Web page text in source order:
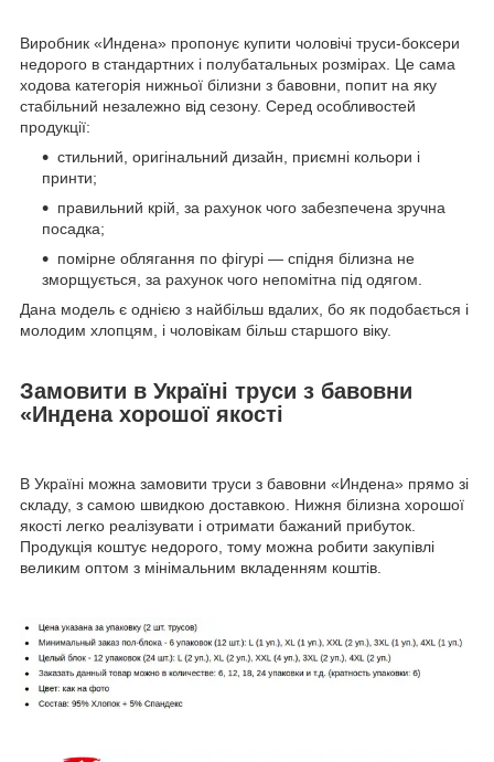
Виробник «Индена» пропонує купити чоловічі труси-боксери
недорого в стандартних і полубатальных розмірах. Це сама
ходова категорія нижньої білизни з бавовни, попит на яку
стабільний незалежно від сезону. Серед особливостей
продукції:
стильний, оригінальний дизайн, приємні кольори і
принти;
правильний крій, за рахунок чого забезпечена зручна
посадка;
помірне облягання по фігурі — спідня білизна не
зморщується, за рахунок чого непомітна під одягом.
Дана модель є однією з найбільш вдалих, бо як подобається і
молодим хлопцям, і чоловікам більш старшого віку.
Замовити в Україні труси з бавовни
«Индена хорошої якості
В Україні можна замовити труси з бавовни «Индена» прямо зі
складу, з самою швидкою доставкою. Нижня білизна хорошої
якості легко реалізувати і отримати бажаний прибуток.
Продукція коштує недорого, тому можна робити закупівлі
великим оптом з мінімальним вкладенням коштів.